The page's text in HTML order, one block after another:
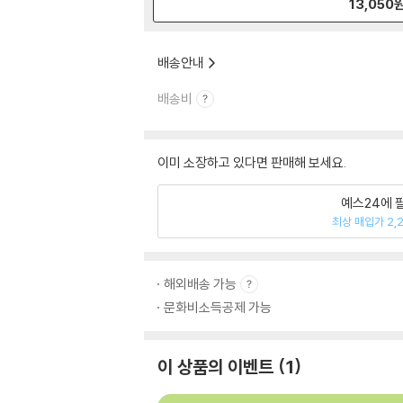
13,050
배송안내
배송비
이미 소장하고 있다면 판매해 보세요.
예스24에
최상 매입가
해외배송 가능
문화비소득공제 가능
이 상품의 이벤트 1